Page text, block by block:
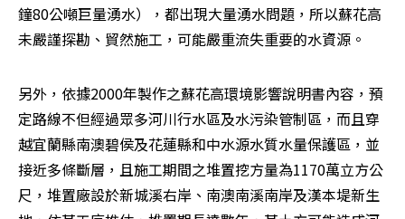
鐘80公噸巨量湧水），都出現大量湧水問題，所以蘇花高
未嚴謹探勘、貿然施工，可能嚴重流失重要的水資源。
另外，依據2000年製作之蘇花高環境影響說明書內容，預
定路線不但經過眾多河川行水區及水污染管制區，而且穿
越宜蘭縣南澳碧侯及花蓮縣和中水源水質水量保護區，並
接近多條斷層，且施工期間之堆置挖方量為1170萬立方公
尺，堆置廠設於新城溪右岸、南澳南溪南岸及漢本堤新生